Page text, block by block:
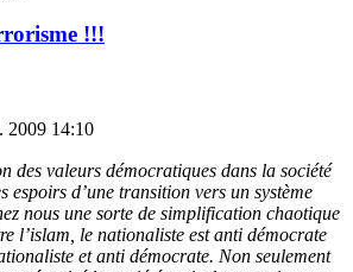
!!!
2009 14:10
des valeurs démocratiques dans la société
espoirs d’une transition vers un système
nous une sorte de simplification chaotique
l’islam, le nationaliste est anti démocrate
et anti démocrate. Non seulement